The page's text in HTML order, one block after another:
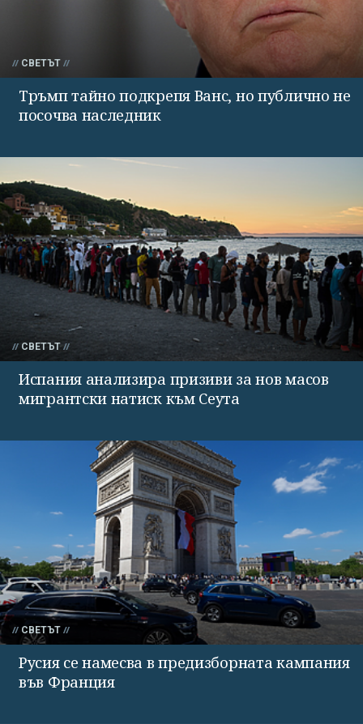
СВЕТЪТ
Тръмп тайно подкрепя Ванс, но публично не
посочва наследник
СВЕТЪТ
Испания анализира призиви за нов масов
мигрантски натиск към Сеута
СВЕТЪТ
Русия се намесва в предизборната кампания
във Франция